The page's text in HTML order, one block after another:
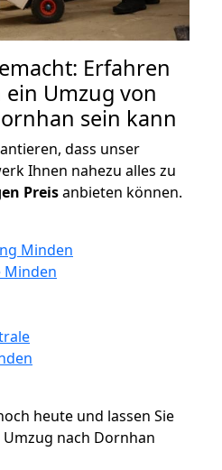
Erfahren
ein Umzug von
sein kann
dass unser
Ihnen nahezu alles zu
Preisanbieten können.
Minden
Minden
heute und lassen Sie
nach Dornhan